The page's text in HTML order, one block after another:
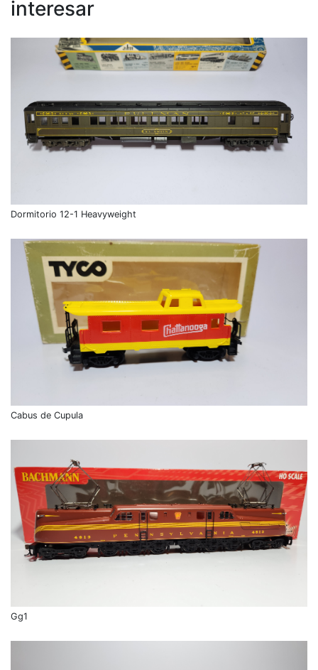
interesar
Dormitorio 12-1 Heavyweight
Cabus de Cupula
Gg1